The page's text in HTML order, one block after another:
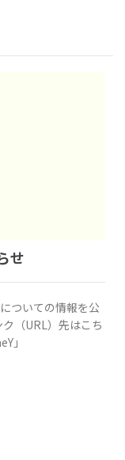
せ
ついての情報を公
（URL）先はこち
」